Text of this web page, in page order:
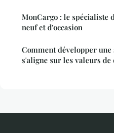
MonCargo : le spécialiste
neuf et d'occasion
Comment développer
s'aligne sur les valeurs